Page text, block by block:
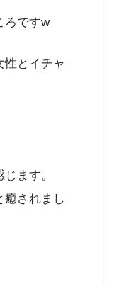
ろですw
性とイチャ
ます。
癒されまし